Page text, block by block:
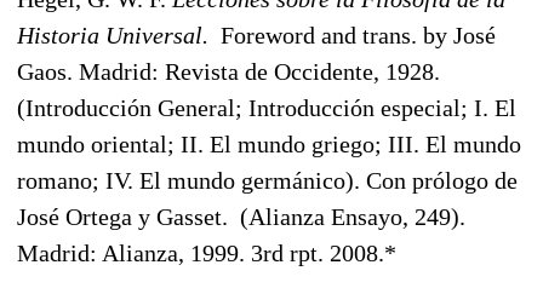
Historia Universal. Foreword and trans. by José
Gaos. Madrid: Revista de Occidente, 1928.
(Introducción General; Introducción especial; I. El
mundo oriental; II. El mundo griego; III. El mundo
romano; IV. El mundo germánico). Con prólogo de
José Ortega y Gasset. (Alianza Ensayo, 249).
Madrid: Alianza, 1999. 3rd rpt. 2008.*